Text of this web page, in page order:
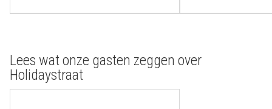
Lees wat onze gasten zeggen over
Holidaystraat